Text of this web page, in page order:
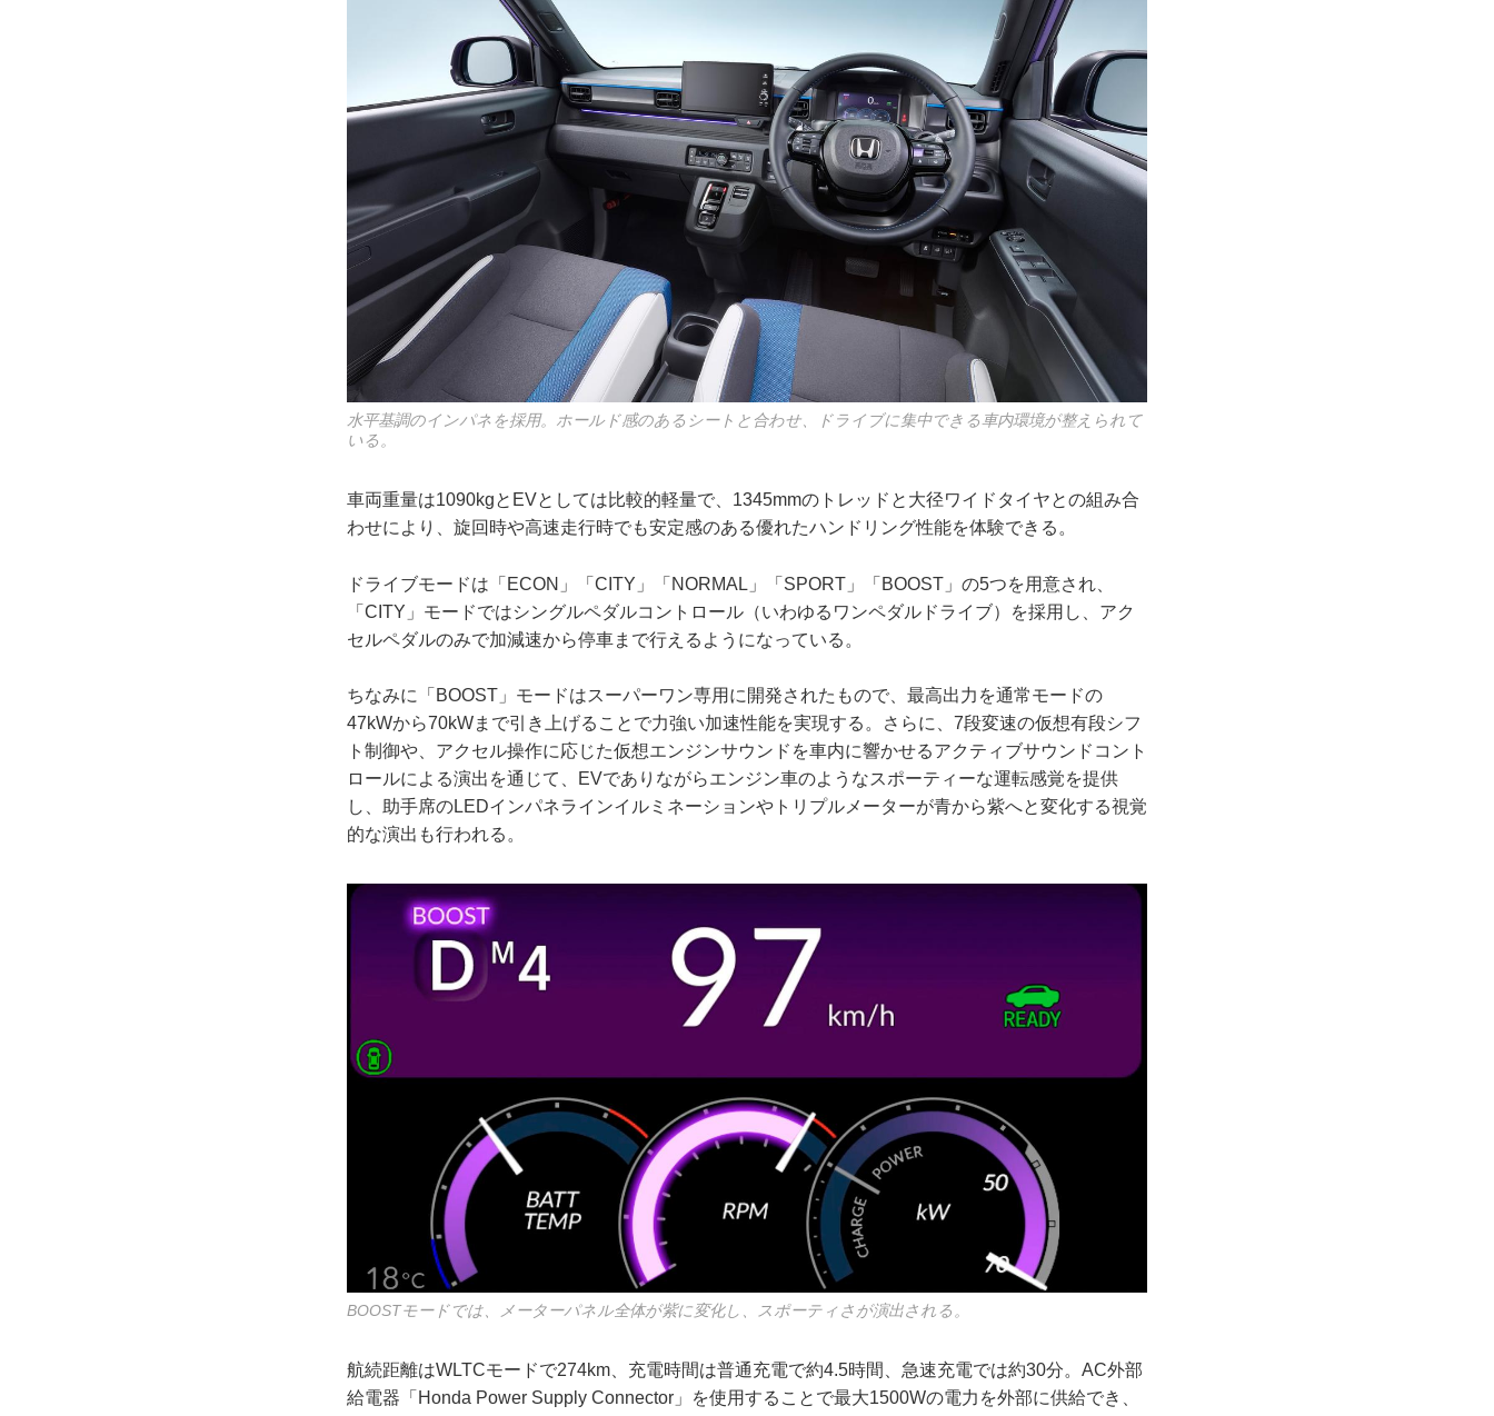
水平基調のインパネを採用。ホールド感のあるシートと合わせ、ドライブに集中できる車内環境が整えられて
いる。
車両重量は1090kgとEVとしては比較的軽量で、1345mmのトレッドと大径ワイドタイヤとの組み合
わせにより、旋回時や高速走行時でも安定感のある優れたハンドリング性能を体験できる。
ドライブモードは「ECON」「CITY」「NORMAL」「SPORT」「BOOST」の5つを用意され、
「CITY」モードではシングルペダルコントロール（いわゆるワンペダルドライブ）を採用し、アク
セルペダルのみで加減速から停車まで行えるようになっている。
ちなみに「BOOST」モードはスーパーワン専用に開発されたもので、最高出力を通常モードの
47kWから70kWまで引き上げることで力強い加速性能を実現する。さらに、7段変速の仮想有段シフ
ト制御や、アクセル操作に応じた仮想エンジンサウンドを車内に響かせるアクティブサウンドコント
ロールによる演出を通じて、EVでありながらエンジン車のようなスポーティーな運転感覚を提供
し、助手席のLEDインパネラインイルミネーションやトリプルメーターが青から紫へと変化する視覚
的な演出も行われる。
BOOSTモードでは、メーターパネル全体が紫に変化し、スポーティさが演出される。
航続距離はWLTCモードで274km、充電時間は普通充電で約4.5時間、急速充電では約30分。AC外部
給電器「Honda Power Supply Connector」を使用することで最大1500Wの電力を外部に供給でき、